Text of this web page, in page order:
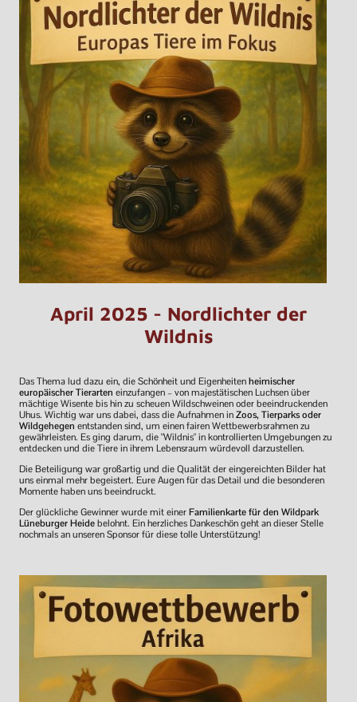
April 2025 - Nordlichter der
Wildnis
Das Thema lud dazu ein, die Schönheit und Eigenheitenheimischer
europäischer Tierarten einzufangen – von majestätischen Luchsen über
mächtige Wisente bis hin zu scheuen Wildschweinen oder beeindruckenden
Uhus. Wichtig war uns dabei, dass die Aufnahmen inZoos, Tierparks oder
Wildgehegen entstanden sind, um einen fairen Wettbewerbsrahmen zu
gewährleisten. Es ging darum, die "Wildnis" in kontrollierten Umgebungen zu
entdecken und die Tiere in ihrem Lebensraum würdevoll darzustellen.
Die Beteiligung war großartig und die Qualität der eingereichten Bilder hat
uns einmal mehr begeistert. Eure Augen für das Detail und die besonderen
Momente haben uns beeindruckt.
Der glückliche Gewinner wurde mit einerFamilienkarte für den Wildpark
Lüneburger Heidebelohnt. Ein herzliches Dankeschön geht an dieser Stelle
nochmals an unseren Sponsor für diese tolle Unterstützung!